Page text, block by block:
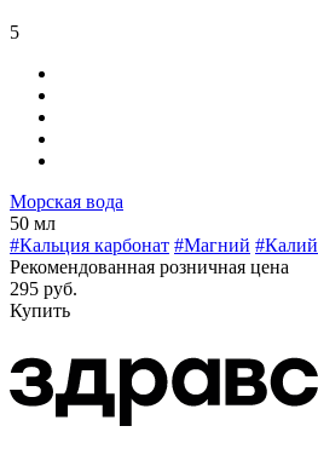
5
Морская вода
50 мл
#Кальция карбонат #Магний #Калий
Рекомендованная розничная цена
295 руб.
Купить